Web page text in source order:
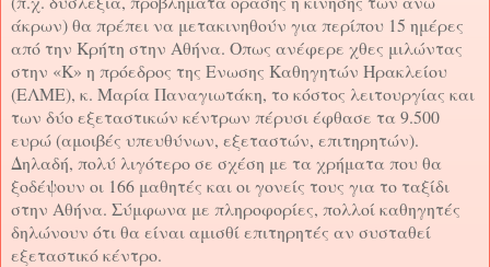
άκρων) θα πρέπει να μετακινηθούν για περίπου 15 ημέρες
από την Κρήτη στην Αθήνα. Οπως ανέφερε χθες μιλώντας
στην «Κ» η πρόεδρος της Ενωσης Καθηγητών Ηρακλείου
(ΕΛΜΕ), κ. Μαρία Παναγιωτάκη, το κόστος λειτουργίας και
των δύο εξεταστικών κέντρων πέρυσι έφθασε τα 9.500
ευρώ (αμοιβές υπευθύνων, εξεταστών, επιτηρητών).
Δηλαδή, πολύ λιγότερο σε σχέση με τα χρήματα που θα
ξοδέψουν οι 166 μαθητές και οι γονείς τους για το ταξίδι
στην Αθήνα. Σύμφωνα με πληροφορίες, πολλοί καθηγητές
δηλώνουν ότι θα είναι αμισθί επιτηρητές αν συσταθεί
εξεταστικό κέντρο.